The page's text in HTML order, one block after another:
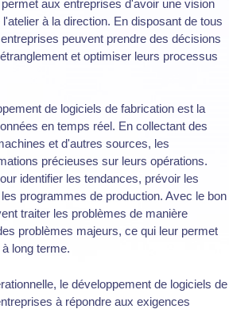
aux entreprises d'avoir une vision
à la direction. En disposant de tous
peuvent prendre des décisions
et optimiser leurs processus
de logiciels de fabrication est la
en temps réel. En collectant des
et d'autres sources, les
précieuses sur leurs opérations.
identifier les tendances, prévoir les
programmes de production. Avec le bon
traiter les problèmes de manière
problèmes majeurs, ce qui leur permet
long terme.
le développement de logiciels de
à répondre aux exigences